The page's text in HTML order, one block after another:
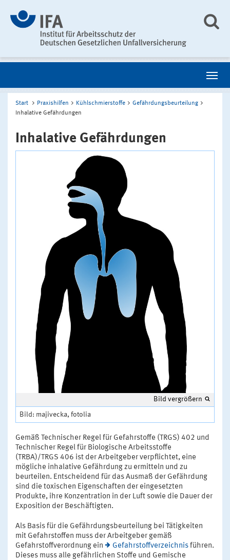
Start Praxishilfen Kühlschmierstoffe
Gefährdungsbeurteilung
Inhalative Gefährdungen
Inhalative Gefährdungen
Bild vergrößern
Bild: majivecka, fotolia
Gemäß Technischer Regel für Gefahrstoffe (TRGS) 402 und
Technischer Regel für Biologische Arbeitsstoffe
(TRBA)/TRGS 406 ist der Arbeitgeber verpflichtet, eine
mögliche inhalative Gefährdung zu ermitteln und zu
beurteilen. Entscheidend für das Ausmaß der Gefährdung
sind die toxischen Eigenschaften der eingesetzten
Produkte, ihre Konzentration in der Luft sowie die Dauer der
Exposition der Beschäftigten.
Als Basis für die Gefährdungsbeurteilung bei Tätigkeiten
mit Gefahrstoffen muss der Arbeitgeber gemäß
Gefahrstoffverordnung ein
Gefahrstoffverzeichnis führen.
Dieses muss alle gefährlichen Stoffe und Gemische